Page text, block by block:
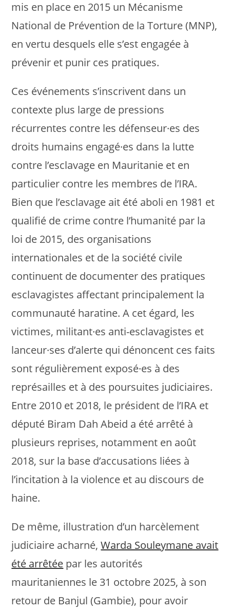
mis en place en 2015 un Mécanisme
National de Prévention de la Torture (MNP),
en vertu desquels elle s’est engagée à
prévenir et punir ces pratiques.
Ces événements s’inscrivent dans un
contexte plus large de pressions
récurrentes contre les défenseur·es des
droits humains engagé·es dans la lutte
contre l’esclavage en Mauritanie et en
particulier contre les membres de l’IRA.
Bien que l’esclavage ait été aboli en 1981 et
qualifié de crime contre l’humanité par la
loi de 2015, des organisations
internationales et de la société civile
continuent de documenter des pratiques
esclavagistes affectant principalement la
communauté haratine. A cet égard, les
victimes, militant·es anti-esclavagistes et
lanceur·ses d’alerte qui dénoncent ces faits
sont régulièrement exposé·es à des
représailles et à des poursuites judiciaires.
Entre 2010 et 2018, le président de l’IRA et
député Biram Dah Abeid a été arrêté à
plusieurs reprises, notamment en août
2018, sur la base d’accusations liées à
l’incitation à la violence et au discours de
haine.
De même, illustration d’un harcèlement
judiciaire acharné,Warda Souleymane avait
été arrêtée par les autorités
mauritaniennes le 31 octobre 2025, à son
retour de Banjul (Gambie), pour avoir